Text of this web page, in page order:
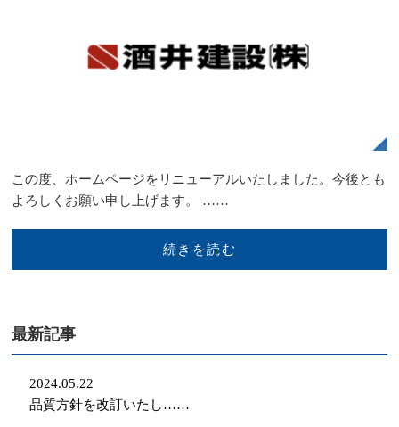
この度、ホームページをリニューアルいたしました。今後とも
よろしくお願い申し上げます。 ……
続きを読む
最新記事
2024.05.22
品質方針を改訂いたし……